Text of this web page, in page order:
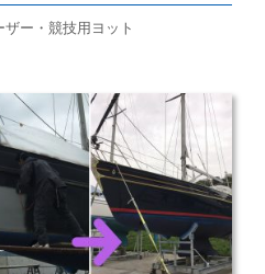
ー・競技用ヨット